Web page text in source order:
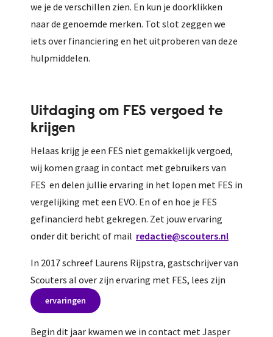
we je de verschillen zien. En kun je doorklikken
naar de genoemde merken. Tot slot zeggen we
iets over financiering en het uitproberen van deze
hulpmiddelen.
Uitdaging om FES vergoed te
krijgen
Helaas krijg je een FES niet gemakkelijk vergoed,
wij komen graag in contact met gebruikers van
FES en delen jullie ervaring in het lopen met FES in
vergelijking met een EVO. En of en hoe je FES
gefinancierd hebt gekregen. Zet jouw ervaring
onder dit bericht of mail redactie@scouters.nl
In 2017 schreef Laurens Rijpstra, gastschrijver van
Scouters al over zijn ervaring met FES, lees zijn
ervaringen
Begin dit jaar kwamen we in contact met Jasper